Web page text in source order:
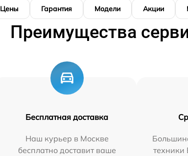
Цены Гарантия Модели Акции
Преимущества
Бесплатная доставка
Наш курьер в Москве
бесплатно доставит ваше
техники